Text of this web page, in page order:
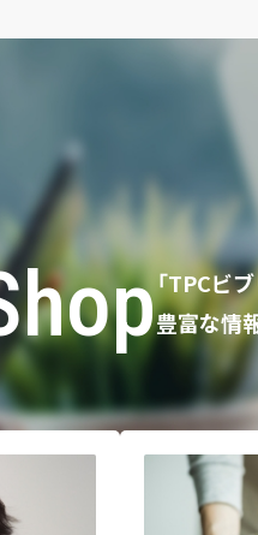
「TPCビ
豊富な情